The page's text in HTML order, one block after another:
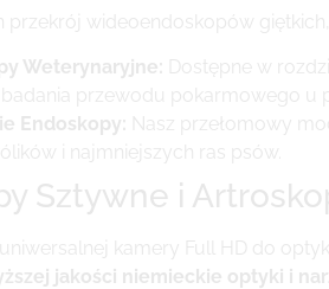
przekrój wideoendoskopów
Weterynaryjne: Dostępne w
badania przewodu pokarmowego u
Endoskopy: Nasz przełomowy
i najmniejszych ras psów.
Sztywne i
kamery Full HD do
jakości niemieckie optyki i